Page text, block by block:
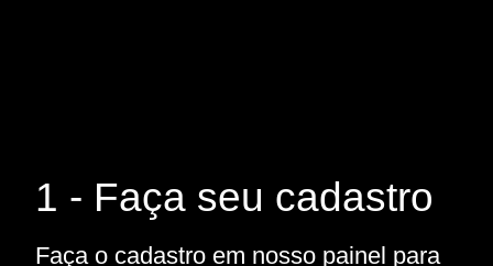
1 - Faça seu cadastro
Faça o cadastro em nosso painel para